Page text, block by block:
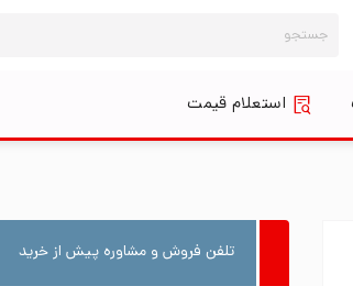
برای:
استعلام قیمت
تلفن فروش و مشاوره پیش از خرید